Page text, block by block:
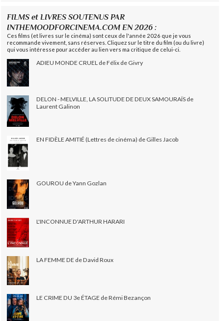
FILMS et LIVRES SOUTENUS PAR
INTHEMOODFORCINEMA.COM EN 2026 :
Ces films (et livres sur le cinéma) sont ceux de l'année 2026 que je vous
recommande vivement, sans réserves. Cliquez sur le titre du film (ou du livre)
qui vous intéresse pour accéder au lien vers ma critique de celui-ci.
ADIEU MONDE CRUEL de Félix de Givry
DELON - MELVILLE, LA SOLITUDE DE DEUX SAMOURAÏS de
Laurent Galinon
EN FIDÈLE AMITIÉ (Lettres de cinéma) de Gilles Jacob
GOUROU de Yann Gozlan
L'INCONNUE D'ARTHUR HARARI
LA FEMME DE de David Roux
LE CRIME DU 3e ÉTAGE de Rémi Bezançon